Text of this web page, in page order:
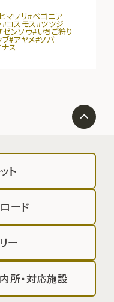
マワリ#ベゴニア
#コスモス#ツツジ
ゼンソウ#いちご狩り
#アヤメ#ソバ
ス
ト
ード
ー
所・対応施設